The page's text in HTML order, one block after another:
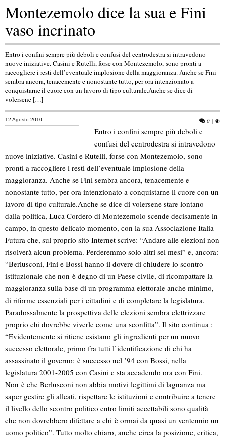
Montezemolo dice la sua e Fini
vaso incrinato
Entro i confini sempre più deboli e confusi del centrodestra si intravedono
nuove iniziative. Casini e Rutelli, forse con Montezemolo, sono pronti a
raccogliere i resti dell’eventuale implosione della maggioranza. Anche se Fini
sembra ancora, tenacemente e nonostante tutto, per ora intenzionato a
conquistarne il cuore con un lavoro di tipo culturale.Anche se dice di
volersene […]
12 Agosto 2010 0 |
Entro i confini sempre più deboli e
confusi del centrodestra si intravedono
nuove iniziative. Casini e Rutelli, forse con Montezemolo, sono
pronti a raccogliere i resti dell’eventuale implosione della
maggioranza. Anche se Fini sembra ancora, tenacemente e
nonostante tutto, per ora intenzionato a conquistarne il cuore con un
lavoro di tipo culturale.Anche se dice di volersene stare lontano
dalla politica, Luca Cordero di Montezemolo scende decisamente in
campo, in questo delicato momento, con la sua Associazione Italia
Futura che, sul proprio sito Internet scrive: “Andare alle elezioni non
risolverà alcun problema. Perderemmo solo altri sei mesi” e, ancora:
“Berlusconi, Fini e Bossi hanno il dovere di chiudere lo scontro
istituzionale che non è degno di un Paese civile, di ricompattare la
maggioranza sulla base di un programma elettorale anche minimo,
di riforme essenziali per i cittadini e di completare la legislatura.
Paradossalmente la prospettiva delle elezioni sembra elettrizzare
proprio chi dovrebbe viverle come una sconfitta”. Il sito continua :
“Evidentemente si ritiene esistano gli ingredienti per un nuovo
successo elettorale, primo fra tutti l’identificazione di chi ha
assassinato il governo: è successo nel ’94 con Bossi, nella
legislatura 2001-2005 con Casini e sta accadendo ora con Fini.
Non è che Berlusconi non abbia motivi legittimi di lagnanza ma
saper gestire gli alleati, rispettare le istituzioni e contribuire a tenere
il livello dello scontro politico entro limiti accettabili sono qualità
che non dovrebbero difettare a chi è ormai da quasi un ventennio un
uomo politico”. Tutto molto chiaro, anche circa la posizione, critica,